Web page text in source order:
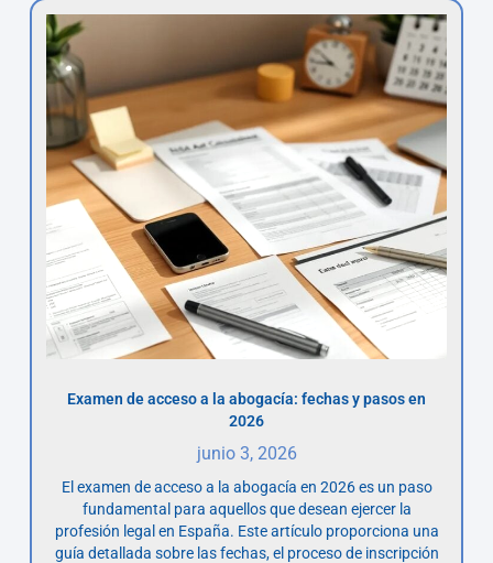
Examen de acceso a la abogacía: fechas y pasos en
2026
junio 3, 2026
El examen de acceso a la abogacía en 2026 es un paso
fundamental para aquellos que desean ejercer la
profesión legal en España. Este artículo proporciona una
guía detallada sobre las fechas, el proceso de inscripción